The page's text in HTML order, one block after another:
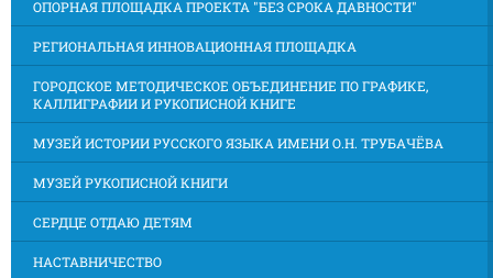
ОПОРНАЯ ПЛОЩАДКА ПРОЕКТА "БЕЗ СРОКА ДАВНОСТИ"
РЕГИОНАЛЬНАЯ ИННОВАЦИОННАЯ ПЛОЩАДКА
ГОРОДСКОЕ МЕТОДИЧЕСКОЕ ОБЪЕДИНЕНИЕ ПО ГРАФИКЕ,
КАЛЛИГРАФИИ И РУКОПИСНОЙ КНИГЕ
МУЗЕЙ ИСТОРИИ РУССКОГО ЯЗЫКА ИМЕНИ О.Н. ТРУБАЧЁВА
МУЗЕЙ РУКОПИСНОЙ КНИГИ
СЕРДЦЕ ОТДАЮ ДЕТЯМ
НАСТАВНИЧЕСТВО